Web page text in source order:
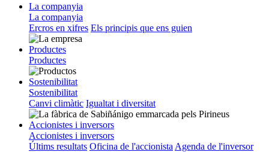
La companyia
La companyia
Ercros en xifres Els principis que ens guien
Productes
Productes
Sostenibilitat
Sostenibilitat
Canvi climàtic Igualtat i diversitat
Accionistes i inversors
Accionistes i inversors
Últims resultats Oficina de l'accionista Agenda de l'inversor